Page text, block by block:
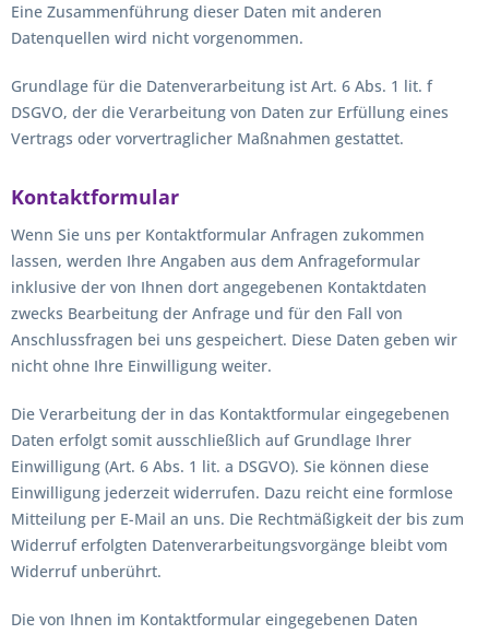
Eine Zusammenführung dieser Daten mit anderen
Datenquellen wird nicht vorgenommen.
Grundlage für die Datenverarbeitung ist Art. 6 Abs. 1 lit. f
DSGVO, der die Verarbeitung von Daten zur Erfüllung eines
Vertrags oder vorvertraglicher Maßnahmen gestattet.
Kontaktformular
Wenn Sie uns per Kontaktformular Anfragen zukommen
lassen, werden Ihre Angaben aus dem Anfrageformular
inklusive der von Ihnen dort angegebenen Kontaktdaten
zwecks Bearbeitung der Anfrage und für den Fall von
Anschlussfragen bei uns gespeichert. Diese Daten geben wir
nicht ohne Ihre Einwilligung weiter.
Die Verarbeitung der in das Kontaktformular eingegebenen
Daten erfolgt somit ausschließlich auf Grundlage Ihrer
Einwilligung (Art. 6 Abs. 1 lit. a DSGVO). Sie können diese
Einwilligung jederzeit widerrufen. Dazu reicht eine formlose
Mitteilung per E-Mail an uns. Die Rechtmäßigkeit der bis zum
Widerruf erfolgten Datenverarbeitungsvorgänge bleibt vom
Widerruf unberührt.
Die von Ihnen im Kontaktformular eingegebenen Daten